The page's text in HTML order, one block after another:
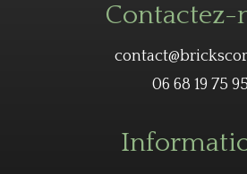
Contactez-
06 68 19 75 95